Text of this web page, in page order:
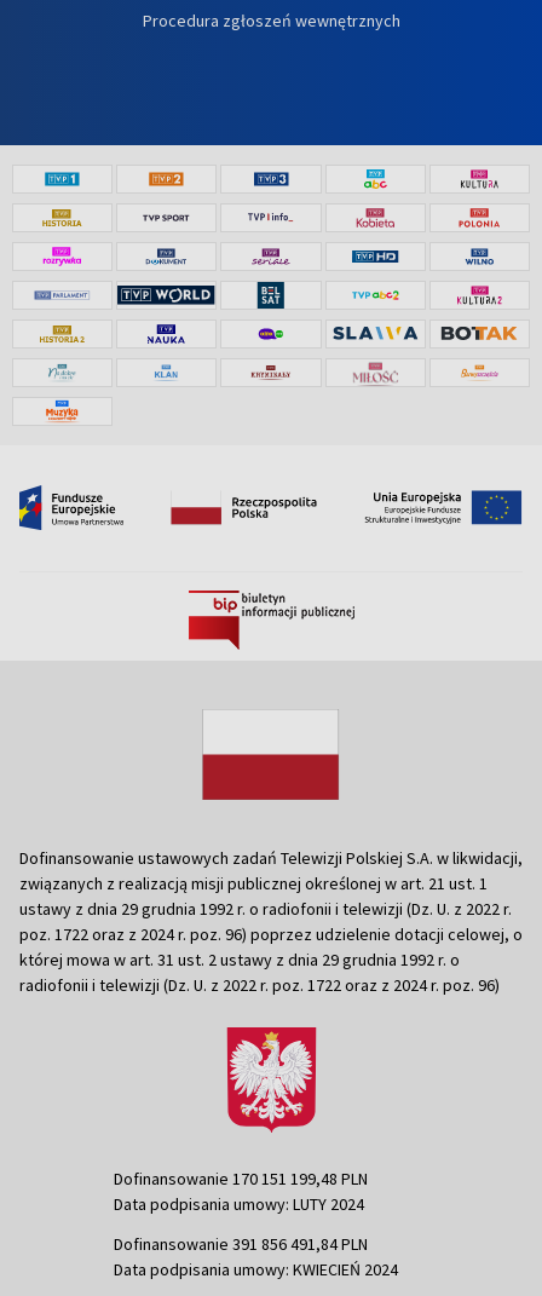
Procedura zgłoszeń wewnętrznych
Dofinansowanie ustawowych zadań Telewizji Polskiej S.A. w likwidacji,
związanych z realizacją misji publicznej określonej w art. 21 ust. 1
ustawy z dnia 29 grudnia 1992 r. o radiofonii i telewizji (Dz. U. z 2022 r.
poz. 1722 oraz z 2024 r. poz. 96) poprzez udzielenie dotacji celowej, o
której mowa w art. 31 ust. 2 ustawy z dnia 29 grudnia 1992 r. o
radiofonii i telewizji (Dz. U. z 2022 r. poz. 1722 oraz z 2024 r. poz. 96)
Dofinansowanie 170 151 199,48 PLN
Data podpisania umowy: LUTY 2024
Dofinansowanie 391 856 491,84 PLN
Data podpisania umowy: KWIECIEŃ 2024